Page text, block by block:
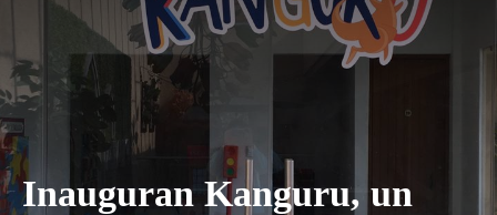
Inauguran Kanguru, un